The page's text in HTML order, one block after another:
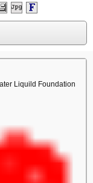
Liquild Foundation